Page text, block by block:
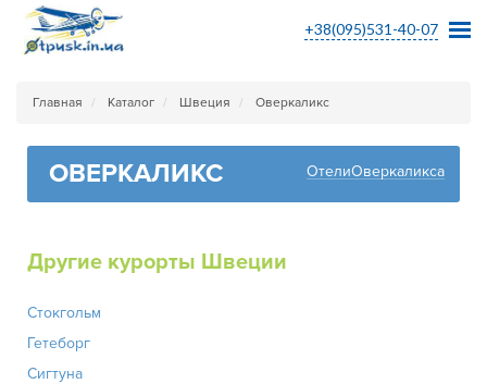
+38(095)531-40-07
Главная Каталог Швеция Оверкаликс
ОВЕРКАЛИКС ОтелиОверкаликса
Другие курорты Швеции
Стокгольм
Гетеборг
Сигтуна